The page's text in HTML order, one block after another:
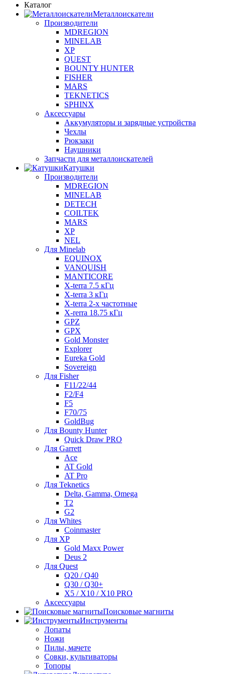
Каталог
Металлоискатели
Производители
MDREGION
MINELAB
XP
QUEST
BOUNTY HUNTER
FISHER
MARS
TEKNETICS
SPHINX
Аксессуары
Аккумуляторы и зарядные устройства
Чехлы
Рюкзаки
Наушники
Запчасти для металлоискателей
Катушки
Производители
MDREGION
MINELAB
DETECH
COILTEK
MARS
XP
NEL
Для Minelab
EQUINOX
VANQUISH
MANTICORE
X-terra 7.5 кГц
X-terra 3 кГц
X-terra 2-х частотные
X-rerra 18.75 кГц
GPZ
GPX
Gold Monster
Explorer
Eureka Gold
Sovereign
Для Fisher
F11/22/44
F2/F4
F5
F70/75
GoldBug
Для Bounty Hunter
Quick Draw PRO
Для Garrett
Ace
AT Gold
AT Pro
Для Teknetics
Delta, Gamma, Omega
Т2
G2
Для Whites
Coinmaster
Для XP
Gold Maxx Power
Deus 2
Для Quest
Q20 / Q40
Q30 / Q30+
X5 / X10 / X10 PRO
Аксессуары
Поисковые магниты
Инструменты
Лопаты
Ножи
Пилы, мачете
Совки, культиваторы
Топоры